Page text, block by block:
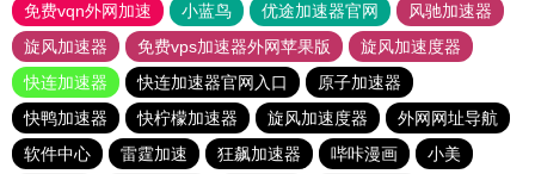
免费vqn外网加速
小蓝鸟 优途加速器官网
风驰加速器
旋风加速器
免费vps加速器外网苹果版
旋风加速度器
快连加速器
快连加速器官网入口
原子加速器
快鸭加速器
快柠檬加速器 旋风加速度器
外网网址导航
软件中心
雷霆加速 狂飙加速器 哔咔漫画
小美